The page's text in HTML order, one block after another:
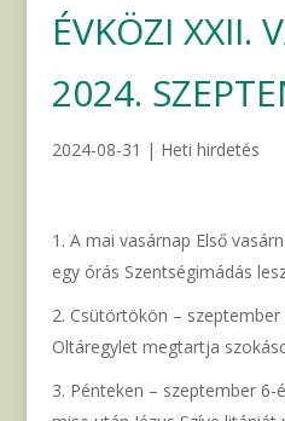
ÉVKÖZI XXII.
2024.
2024-08-31 | Heti hirdetés
A mai vasárnap Első
egy órás Szentségimádás
Csütörtökön –
Oltáregylet megtartja
Pénteken – szeptember 6-